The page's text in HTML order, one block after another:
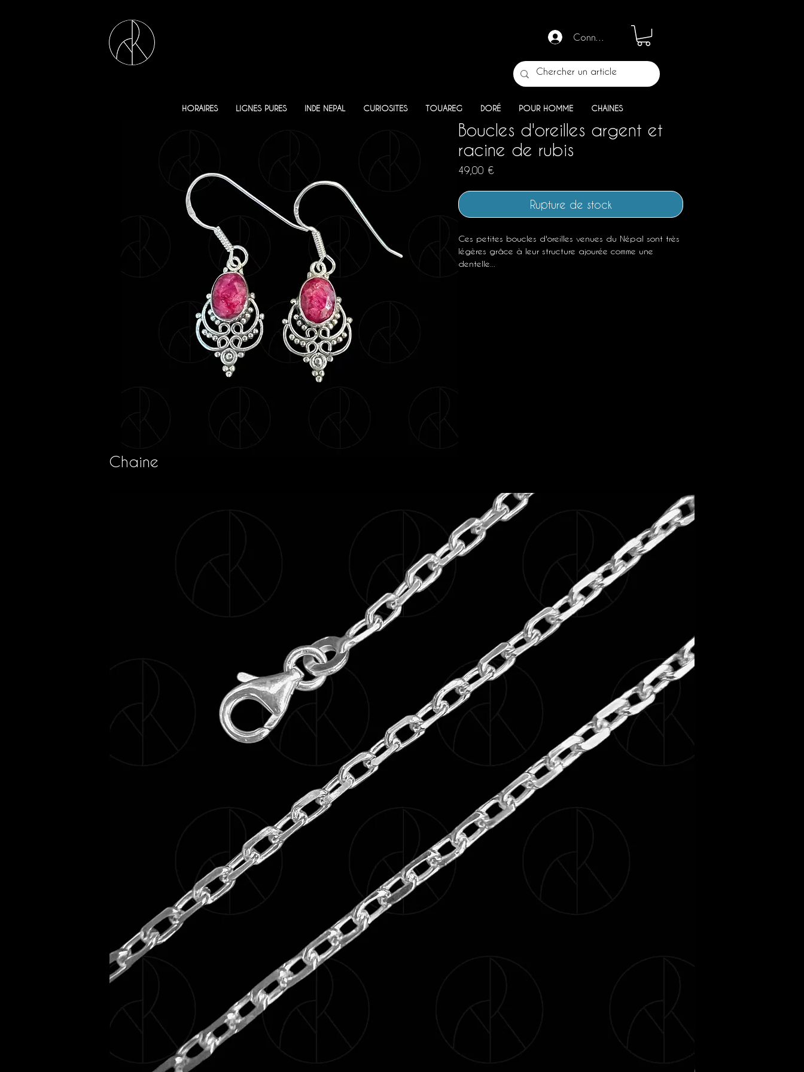
Connection
HORAIRES LIGNES PURES INDE NEPAL CURIOSITES TOUAREG DORÉ POUR HOMME CHAINES
Boucles d'oreilles argent et
racine de rubis
49,00 €Prix
Rupture de stock
Ces petites boucles d'oreilles venues du Népal sont très
légères grâce à leur structure ajourée comme une
dentelle...
Chaine